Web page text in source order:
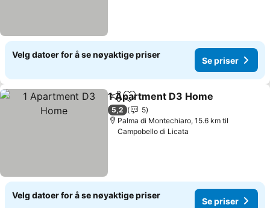
Velg datoer for å se nøyaktige priser
Se priser
Del Legg til i favoritter
1 Apartment D3 Home
5,2
5
Palma di Montechiaro, 15.6 km til
Campobello di Licata
Velg datoer for å se nøyaktige priser
Se priser